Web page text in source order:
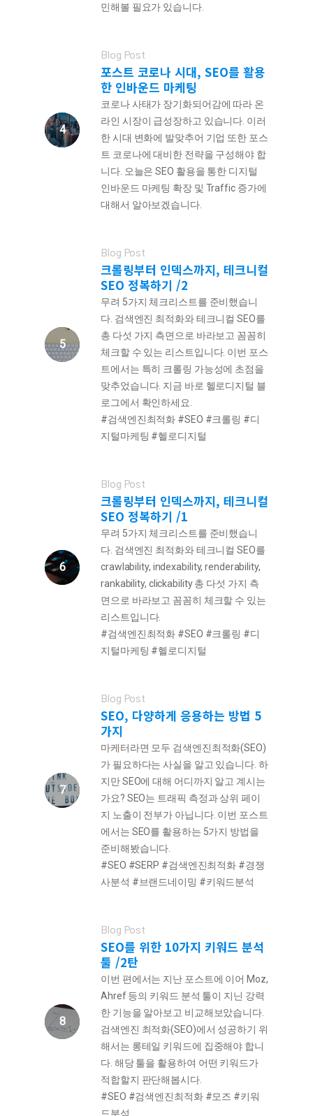
민해볼 필요가 있습니다.
포스트 코로나 시대, SEO를 활용
한 인바운드 마케팅
Blog Post
코로나 사태가 장기화되어감에 따라 온
라인 시장이 급성장하고 있습니다. 이러
한 시대 변화에 발맞추어 기업 또한 포스
트 코로나에 대비한 전략을 구성해야 합
니다. 오늘은 SEO 활용을 통한 디지털
인바운드 마케팅 확장 및 Traffic 증가에
대해서 알아보겠습니다.
크롤링부터 인덱스까지, 테크니컬
SEO 정복하기 /2
Blog Post
무려 5가지 체크리스트를 준비했습니
다. 검색엔진 최적화와 테크니컬 SEO를
총 다섯 가지 측면으로 바라보고 꼼꼼히
체크할 수 있는 리스트입니다. 이번 포스
트에서는 특히 크롤링 가능성에 초점을
맞추었습니다. 지금 바로 헬로디지털 블
로그에서 확인하세요.
#검색엔진최적화 #SEO #크롤링 #디
지털마케팅 #헬로디지털
크롤링부터 인덱스까지, 테크니컬
SEO 정복하기 /1
Blog Post
무려 5가지 체크리스트를 준비했습니
다. 검색엔진 최적화와 테크니컬 SEO를
crawlability, indexability, renderability,
rankability, clickability 총 다섯 가지 측
면으로 바라보고 꼼꼼히 체크할 수 있는
리스트입니다.
#검색엔진최적화 #SEO #크롤링 #디
지털마케팅 #헬로디지털
SEO, 다양하게 응용하는 방법 5
가지
Blog Post
마케터라면 모두 검색엔진최적화(SEO)
가 필요하다는 사실을 알고 있습니다. 하
지만 SEO에 대해 어디까지 알고 계시는
가요? SEO는 트래픽 측정과 상위 페이
지 노출이 전부가 아닙니다. 이번 포스트
에서는 SEO를 활용하는 5가지 방법을
준비해봤습니다.
#SEO #SERP #검색엔진최적화 #경쟁
사분석 #브랜드네이밍 #키워드분석
SEO를 위한 10가지 키워드 분석
툴 /2탄
Blog Post
이번 편에서는 지난 포스트에 이어 Moz,
Ahref 등의 키워드 분석 툴이 지닌 강력
한 기능을 알아보고 비교해보았습니다.
검색엔진 최적화(SEO)에서 성공하기 위
해서는 롱테일 키워드에 집중해야 합니
다. 해당 툴을 활용하여 어떤 키워드가
적합할지 판단해봅시다.
#SEO #검색엔진최적화 #모즈 #키워
드분석